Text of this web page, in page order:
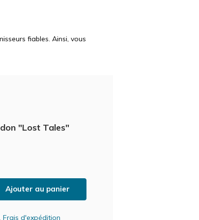
fiables. Ainsi, vous
"Lost Tales"
Ajouter au panier
Frais d'expédition